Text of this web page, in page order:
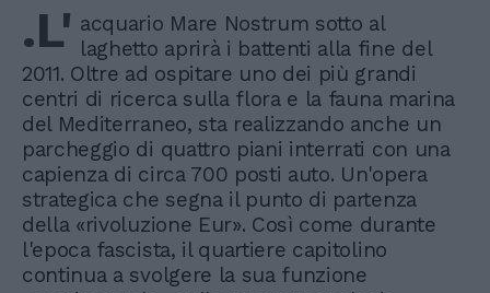
.L' acquario Mare Nostrum sotto al
laghetto aprirà i battenti alla fine del
2011. Oltre ad ospitare uno dei più grandi
centri di ricerca sulla flora e la fauna marina
del Mediterraneo, sta realizzando anche un
parcheggio di quattro piani interrati con una
capienza di circa 700 posti auto. Un'opera
strategica che segna il punto di partenza
della «rivoluzione Eur». Così come durante
l'epoca fascista, il quartiere capitolino
continua a svolgere la sua funzione